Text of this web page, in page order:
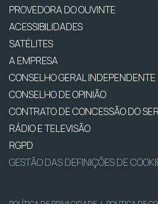
PROVEDORA DO OUVINTE
ACESSIBILIDADES
SATÉLITES
A EMPRESA
CONSELHO GERAL INDEPENDENTE
CONSELHO DE OPINIÃO
CONTRATO DE CONCESSÃO DO
RÁDIO E TELEVISÃO
RGPD
GESTÃO DAS DEFINIÇÕES DE